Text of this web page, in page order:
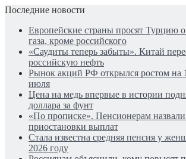
Последние новости
Европейские страны просят Турцию
газа, кроме российского
«Саудиты теперь забыты». Китай
российскую нефть
Рынок акций РФ открылся ростом на
июля
Цена на медь впервые в истории
доллара за фунт
«По прописке». Пенсионерам
приостановки выплат
Стала известна средняя пенсия у
2026 году